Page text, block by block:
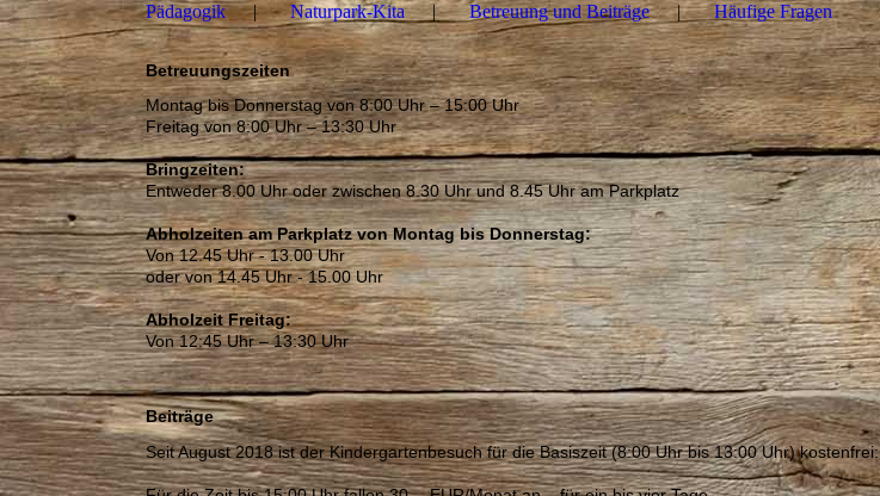
Pädagogik Naturpark-Kita Betreuung und Beiträge Häufige Fragen
Betreuungszeiten
Montag bis Donnerstag von 8:00 Uhr – 15:00 Uhr
Freitag von 8:00 Uhr – 13:30 Uhr
Bringzeiten:
Entweder 8.00 Uhr oder zwischen 8.30 Uhr und 8.45 Uhr am Parkplatz
Abholzeiten am Parkplatz von Montag bis Donnerstag:
Von 12.45 Uhr - 13.00 Uhr
oder von 14.45 Uhr - 15.00 Uhr
Abholzeit Freitag:
Von 12:45 Uhr – 13:30 Uhr
Beiträge
Seit August 2018 ist der Kindergartenbesuch für die Basiszeit (8:00 Uhr bis 13:00 Uhr) kostenfrei: